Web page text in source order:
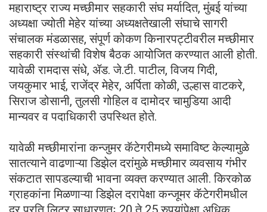
महाराष्ट्र राज्य मच्छीमार सहकारी संघ मर्यादित, मुंबई यांच्या
अध्यक्षा ज्योती मेहेर यांच्या अध्यक्षतेखाली संघाचे सागरी
संचालक मंडळासह, संपूर्ण कोकण किनारपट्टीवरील मच्छीमार
सहकारी संस्थांची विशेष बैठक आयोजित करण्यात आली होती.
यावेळी रामदास संधे, ॲड. जे.टी. पाटील, विजय गिदी,
जयकुमार भाई, राजेंद्र मेहेर, अर्पिता कोळी, उल्हास वाटकरे,
सिराज डोसानी, तुलसी गोहिल व दामोदर चामुडिया आदी
मान्यवर व पदाधिकारी उपस्थित होते.
यावेळी मच्छीमारांना कन्जुमर कॅटेगरीमध्ये समाविष्ट केल्यामुळे
सातत्याने वाढणाऱ्या डिझेल दरांमुळे मच्छीमार व्यवसाय गंभीर
संकटात सापडल्याची भावना व्यक्त करण्यात आली. किरकोळ
ग्राहकांना मिळणाऱ्या डिझेल दरापेक्षा कन्जूमर कॅटेगरीमधील